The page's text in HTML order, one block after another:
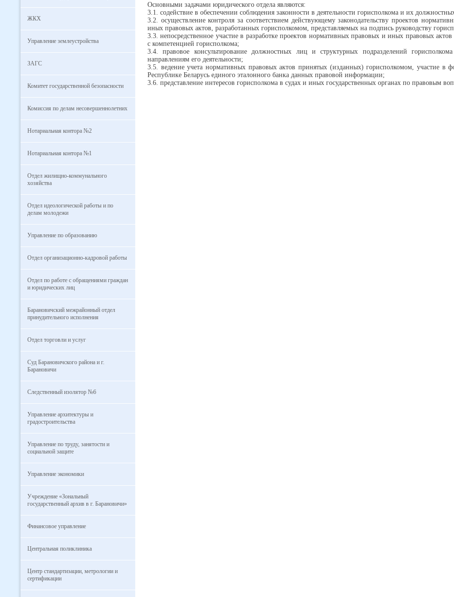
ЖКХ
Управление землеустройства
ЗАГС
Комитет государственной безопасности
Комиссия по делам несовершеннолетних
Нотариальная контора №2
Нотариальная контора №1
Отдел жилищно-коммунального
хозяйства
Отдел идеологической работы и по
делам молодежи
Управление по образованию
Отдел организационно-кадровой работы
Отдел по работе с обращениями граждан
и юридических лиц
Барановичский межрайонный отдел
принудительного исполнения
Отдел торговли и услуг
Суд Барановичского района и г.
Барановичи
Следственный изолятор №6
Управление архитектуры и
градостроительства
Управление по труду, занятости и
социальной защите
Управление экономики
Учреждение «Зональный
государственный архив в г. Барановичи»
Финансовое управление
Центральная поликлиника
Центр стандартизации, метрологии и
сертификации
Основными задачами юридического отдела являются:
3.1. содействие в обеспечении соблюдения законности в деятельности горисполкома и их
3.2. осуществление контроля за соответствием действующему законодательству проектов
иных правовых актов, разработанных горисполкомом, представляемых на подпись руководству
3.3. непосредственное участие в разработке проектов нормативных правовых и иных правовых актов
с компетенцией горисполкома;
3.4. правовое консультирование должностных лиц и структурных подразделений
направлениям его деятельности;
3.5. ведение учета нормативных правовых актов принятых (изданных) горисполкомом, участие в
Республике Беларусь единого эталонного банка данных правовой информации;
3.6. представление интересов горисполкома в судах и иных государственных органах по правовым